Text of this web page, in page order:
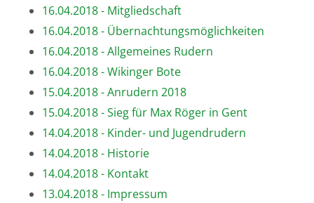
16.04.2018 - Mitgliedschaft
16.04.2018 - Übernachtungsmöglichkeiten
16.04.2018 - Allgemeines Rudern
16.04.2018 - Wikinger Bote
15.04.2018 - Anrudern 2018
15.04.2018 - Sieg für Max Röger in Gent
14.04.2018 - Kinder- und Jugendrudern
14.04.2018 - Historie
14.04.2018 - Kontakt
13.04.2018 - Impressum